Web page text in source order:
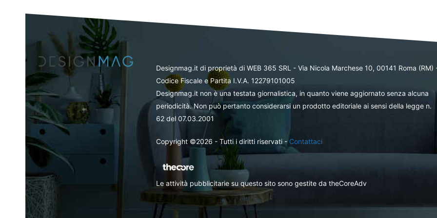
Designmag.it di proprietà di WEB 365 SRL - Via Nicola Marchese 10, 00141 Roma (RM)
Codice Fiscale e Partita I.V.A. 12279101005
Designmag.it non è una testata giornalistica, in quanto viene aggiornato senza alcuna
periodicità. Non può pertanto considerarsi un prodotto editoriale ai sensi della legge n.
62 del 07.03.2001
Copyright ©2026 - Tutti i diritti riservati -Contattaci
Le attività pubblicitarie su questo sito sono gestite da theCoreAdv